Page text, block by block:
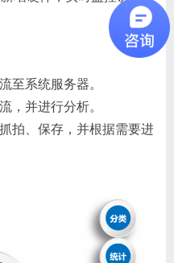
至系统服务器。
，并进行分析。
拍、保存，并根据需要进